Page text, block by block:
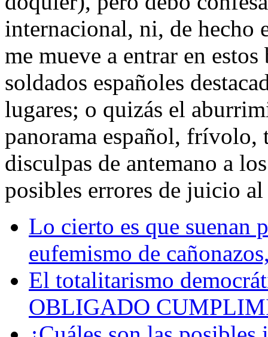
internacional, ni, de hecho
me mueve a entrar en
soldados españoles
lugares; o quizás el
panorama español, frívolo,
disculpas de antemano a
posibles errores de juicio al
Lo cierto es que suenan
eufemismo de
El totalitarismo
OBLIGADO